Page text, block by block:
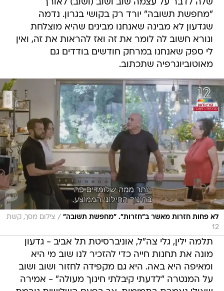
שלה לדבר על עצמה שוב ושוב (ושוב) לאורך
"מחפשת תשובה" יורד רק בקושי בגרון. נדמה
שגדעון לא מבינה שאנחנו מבינים שהיא מוצלחת
ונורא חשוב לה לומר את זה ואז להראות את זה, ואין
לי ספק שאנחנו במרחק חודשים בודדים גם
מאוטוביוגרפיה שתכתוב.
לא פחות חזרות מאשר ב"חזרות". "מחפשת תשובה" / צילום מסך, קשת
12
תלמה ילין, גלי צה"ל, אוניברסיטת תל אביב - גדעון
מונה את תחנות חייה כדי להזכיר לנו שוב מי היא
ומאיפה היא באה. היא גם מקפידה לחזור ושוב ושוב
על המנטרה "לדעתי קיבלתי חינוך מעולה" - אמירה